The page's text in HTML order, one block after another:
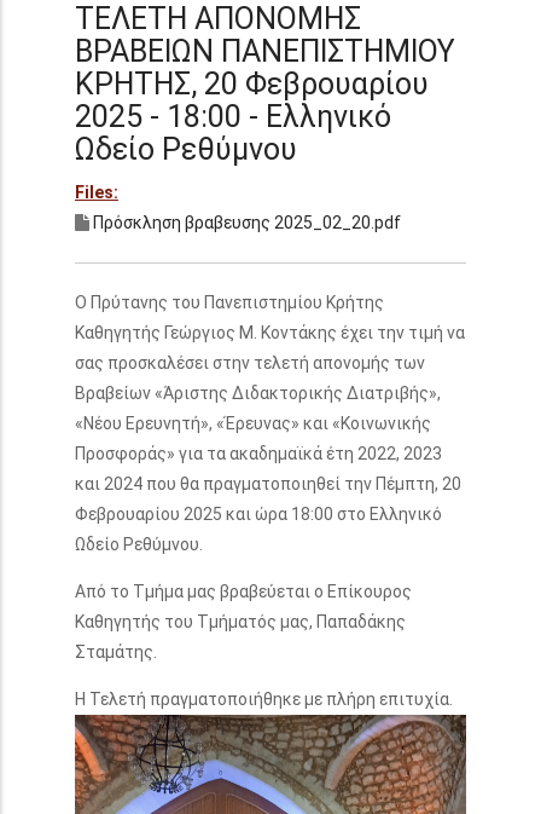
ΤΕΛΕΤΗ ΑΠΟΝΟΜΗΣ
ΒΡΑΒΕΙΩΝ ΠΑΝΕΠΙΣΤΗΜΙΟΥ
ΚΡΗΤΗΣ, 20 Φεβρουαρίου
2025 - 18:00 - Ελληνικό
Ωδείο Ρεθύμνου
Files:
Πρόσκληση βραβευσης 2025_02_20.pdf
Ο Πρύτανης του Πανεπιστηµίου Κρήτης
Καθηγητής Γεώργιος Μ. Κοντάκης έχει την τιµή να
σας προσκαλέσει στην τελετή απονομής των
Βραβείων «Άριστης Διδακτορικής Διατριβής»,
«Νέου Ερευνητή», «Έρευνας» και «Κοινωνικής
Προσφοράς» για τα ακαδημαϊκά έτη 2022, 2023
και 2024 που θα πραγµατοποιηθεί την Πέμπτη, 20
Φεβρουαρίου 2025 και ώρα 18:00 στο Ελληνικό
Ωδείο Ρεθύμνου.
Από το Τμήμα μας βραβεύεται ο Επίκουρος
Καθηγητής του Τμήματός μας, Παπαδάκης
Σταμάτης.
Η Τελετή πραγματοποιήθηκε με πλήρη επιτυχία.​​​​​​​​​​​​​​​​​​​​​​​​​​​​